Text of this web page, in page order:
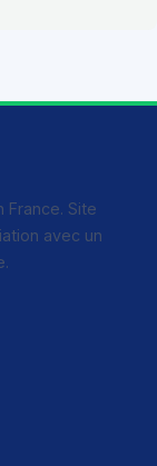
France. Site
avec un